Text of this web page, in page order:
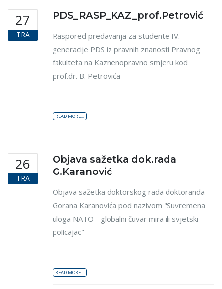
27
TRA
PDS_RASP_KAZ_prof.Petrović
Raspored predavanja za studente IV.
generacije PDS iz pravnih znanosti Pravnog
fakulteta na Kaznenopravno smjeru kod
prof.dr. B. Petrovića
READ MORE...
26
TRA
Objava sažetka dok.rada
G.Karanović
Objava sažetka doktorskog rada doktoranda
Gorana Karanovića pod nazivom "Suvremena
uloga NATO - globalni čuvar mira ili svjetski
policajac"
READ MORE...